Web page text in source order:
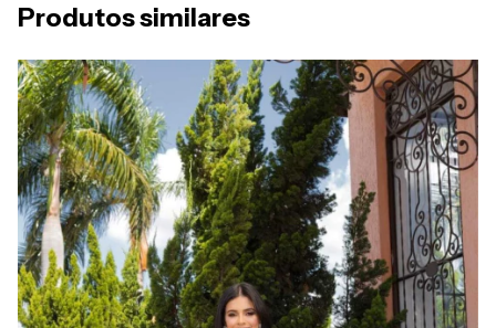
Produtos similares